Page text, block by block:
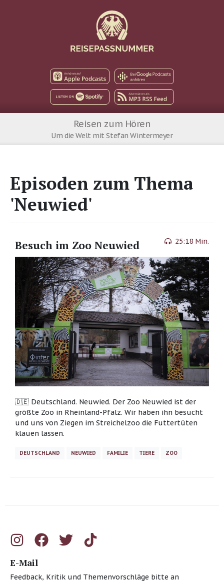
Apple Podcast
Spotify
Google
MP3 RSS Feed
Reisen zum Hören
Um die Welt mit Stefan Wintermeyer
Episoden zum Thema
'Neuwied'
25:18 Min.
Besuch im Zoo Neuwied
🇩🇪 Deutschland. Neuwied. Der Zoo Neuwied ist der
größte Zoo in Rheinland-Pfalz. Wir haben ihn besucht
und uns von Ziegen im Streichelzoo die Futtertüten
klauen lassen.
DEUTSCHLAND NEUWIED FAMILIE TIERE ZOO
E-Mail
Feedback, Kritik und Themenvorschläge bitte an